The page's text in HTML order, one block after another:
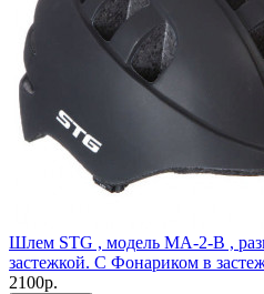
Шлем STG , модель MA-2-B ,
застежкой. C Фонариком в
2100р.